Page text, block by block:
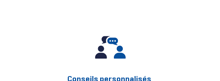
Conseils personnalisés